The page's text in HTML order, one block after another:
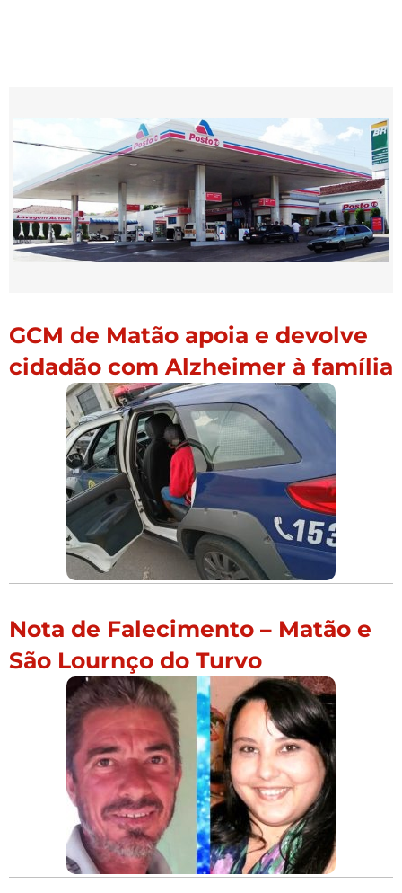
GCM de Matão apoia e devolve
cidadão com Alzheimer à família
Nota de Falecimento – Matão e
São Lournço do Turvo